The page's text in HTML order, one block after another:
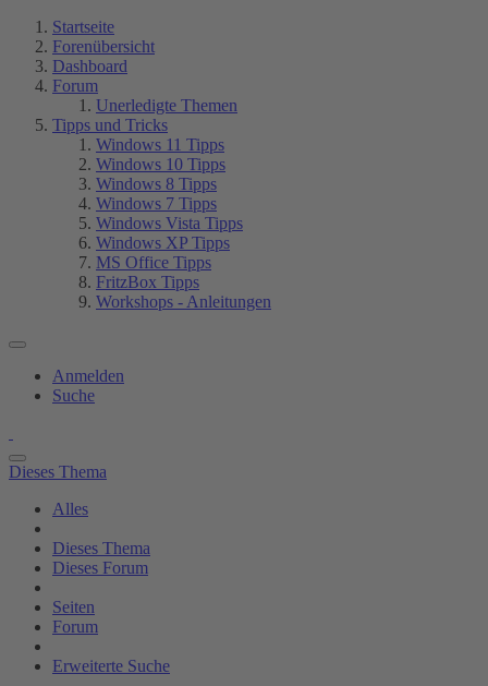
Startseite
Forenübersicht
Dashboard
Forum
Unerledigte Themen
Tipps und Tricks
Windows 11 Tipps
Windows 10 Tipps
Windows 8 Tipps
Windows 7 Tipps
Windows Vista Tipps
Windows XP Tipps
MS Office Tipps
FritzBox Tipps
Workshops - Anleitungen
Anmelden
Suche
Dieses Thema
Alles
Dieses Thema
Dieses Forum
Seiten
Forum
Erweiterte Suche